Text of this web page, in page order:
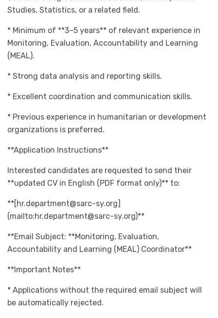
Studies, Statistics, or a related field.
* Minimum of **3–5 years** of relevant experience in
Monitoring, Evaluation, Accountability and Learning
(MEAL).
* Strong data analysis and reporting skills.
* Excellent coordination and communication skills.
* Previous experience in humanitarian or development
organizations is preferred.
**Application Instructions**
Interested candidates are requested to send their
**updated CV in English (PDF format only)** to:
**[hr.department@sarc-sy.org]
(mailto:hr.department@sarc-sy.org)**
**Email Subject: **Monitoring, Evaluation,
Accountability and Learning (MEAL) Coordinator**
**Important Notes**
* Applications without the required email subject will
be automatically rejected.